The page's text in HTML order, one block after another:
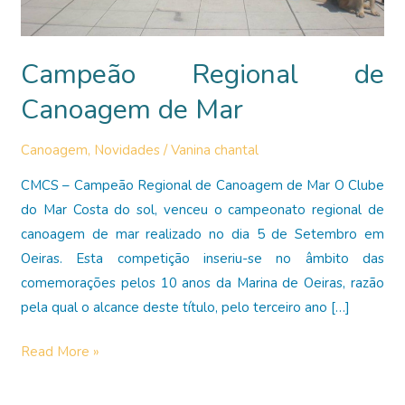
Campeão Regional de
Canoagem de Mar
Canoagem, Novidades /Vanina chantal
CMCS – Campeão Regional de Canoagem de Mar O Clube
do Mar Costa do sol, venceu o campeonato regional de
canoagem de mar realizado no dia 5 de Setembro em
Oeiras. Esta competição inseriu-se no âmbito das
comemorações pelos 10 anos da Marina de Oeiras, razão
pela qual o alcance deste título, pelo terceiro ano […]
Campeão
Read More »